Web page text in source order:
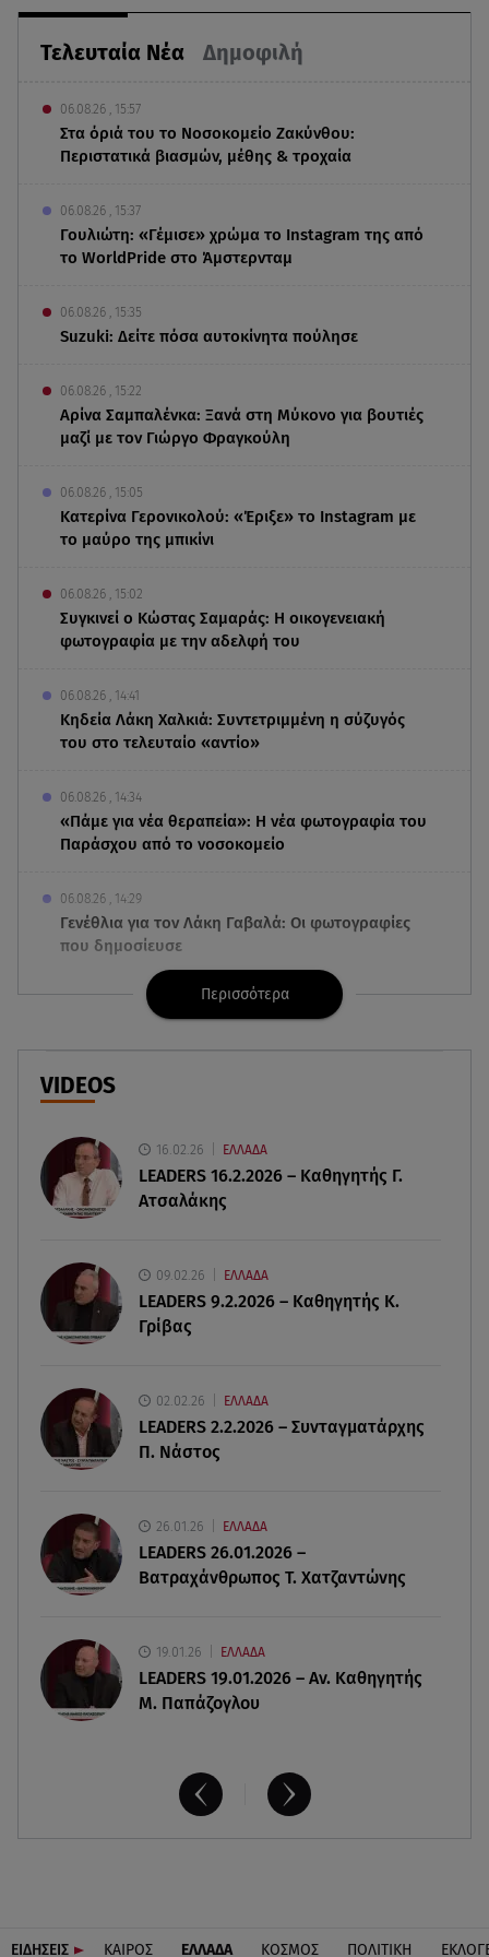
Τελευταία Νέα Δημοφιλή
06.08.26 , 15:57
Στα όριά του το Νοσοκομείο Ζακύνθου:
Περιστατικά βιασμών, μέθης & τροχαία
06.08.26 , 15:37
Γουλιώτη: «Γέμισε» χρώμα το Instagram της από
το WorldPride στο Άμστερνταμ
06.08.26 , 15:35
Suzuki: Δείτε πόσα αυτοκίνητα πούλησε
06.08.26 , 15:22
Αρίνα Σαμπαλένκα: Ξανά στη Μύκονο για βουτιές
μαζί με τον Γιώργο Φραγκούλη
06.08.26 , 15:05
Κατερίνα Γερονικολού: «Έριξε» το Instagram με
το μαύρο της μπικίνι
06.08.26 , 15:02
Συγκινεί ο Κώστας Σαμαράς: Η οικογενειακή
φωτογραφία με την αδελφή του
06.08.26 , 14:41
Κηδεία Λάκη Χαλκιά: Συντετριμμένη η σύζυγός
του στο τελευταίο «αντίο»
06.08.26 , 14:34
«Πάμε για νέα θεραπεία»: Η νέα φωτογραφία του
Παράσχου από το νοσοκομείο
06.08.26 , 14:29
Γενέθλια για τον Λάκη Γαβαλά: Οι φωτογραφίες
που δημοσίευσε
06.08.26 , 14:15
Ιός Δυτικού Νείλου: Στους έξι οι θάνατοι στην
Ελλάδα
06.08.26 , 14:04
το δικαίωμα της σιωπής
06.08.26 , 14:00
06.08.26 , 13:54
Ρέβη - Τότσικας: Με τα 11χρονα παιδιά τους στο
06.08.26 , 13:51
Κυριάκος Πιερρακάκης: Υπέβαλε το αίτημα για
την ενεργειακή ανθεκτικότητα
Μυστράς: Παθολογικά τα αίτια θανάτου του
90χρονου στον καταψύκτη
Περισσότερα
VIDEOS
16.02.26 ΕΛΛΑΔΑ
LEADERS 16.2.2026 – Καθηγητής Γ.
Ατσαλάκης
09.02.26 ΕΛΛΑΔΑ
LEADERS 9.2.2026 – Καθηγητής Κ.
Γρίβας
02.02.26 ΕΛΛΑΔΑ
LEADERS 2.2.2026 – Συνταγματάρχης
Π. Νάστος
26.01.26 ΕΛΛΑΔΑ
LEADERS 26.01.2026 –
Βατραχάνθρωπος Τ. Χατζαντώνης
19.01.26 ΕΛΛΑΔΑ
LEADERS 19.01.2026 – Αν. Καθηγητής
Μ. Παπάζογλου
ΕΙΔΗΣΕΙΣ ΚΑΙΡΟΣ ΕΛΛΑΔΑ ΚΟΣΜΟΣ ΠΟΛΙΤΙΚΗ